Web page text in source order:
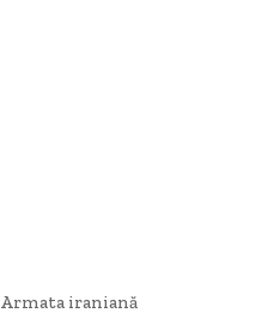
Armata iraniană